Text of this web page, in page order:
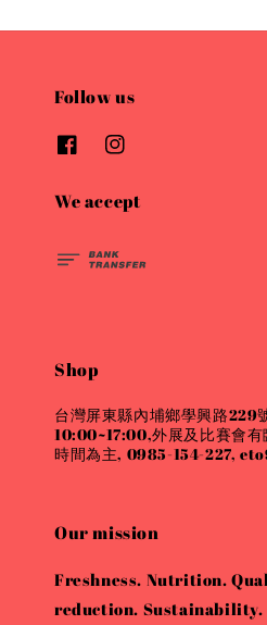
Follow us
We accept
Shop
台灣屏東縣內埔鄉學興路229
10:00~17:00,外展及比賽會
時間為主, 0985-154-227,
Our mission
Freshness. Nutrition.
reduction. Sustainability.